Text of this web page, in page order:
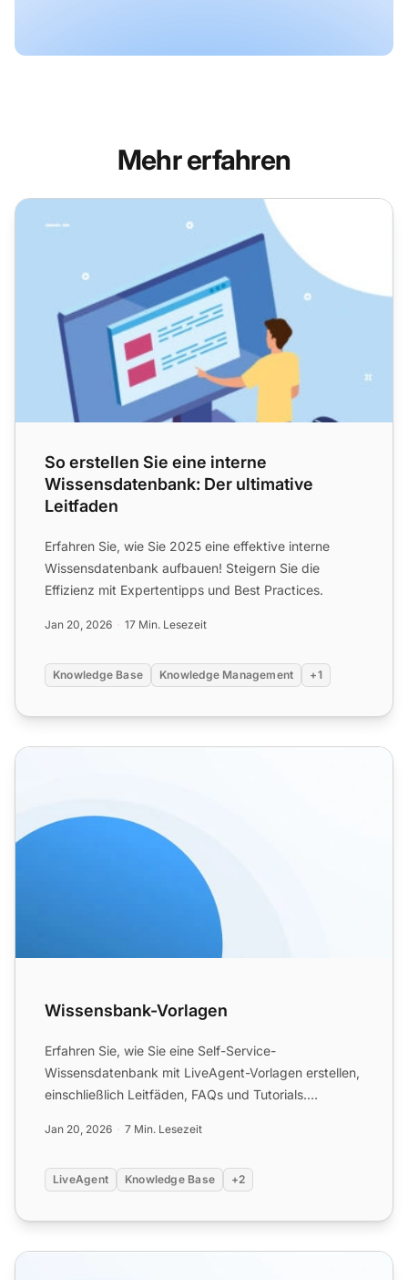
Mehr erfahren
So erstellen Sie eine interne Wissensdatenbank: Der
So erstellen Sie eine interne
Wissensdatenbank: Der ultimative
Leitfaden
Erfahren Sie, wie Sie 2025 eine effektive interne
Wissensdatenbank aufbauen! Steigern Sie die
Effizienz mit Expertentipps und Best Practices.
Jan 20, 2026 17 Min. Lesezeit
Knowledge Base Knowledge Management +1
Wissensbank-Vorlagen
Wissensbank-Vorlagen
Erfahren Sie, wie Sie eine Self-Service-
Wissensdatenbank mit LiveAgent-Vorlagen erstellen,
einschließlich Leitfäden, FAQs und Tutorials.
Jan 20, 2026 7 Min. Lesezeit
LiveAgent Knowledge Base +2
Grundlegende Kommunikationsvorlagen für die